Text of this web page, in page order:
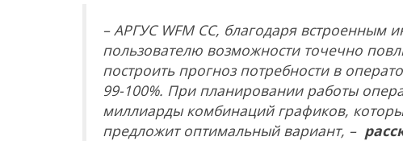
– АРГУС WFM СС, благодаря встроенным
пользователю возможности точечно
построить прогноз потребности в
99-100%. При планировании работы
миллиарды комбинаций графиков,
предложит оптимальный вариант, –